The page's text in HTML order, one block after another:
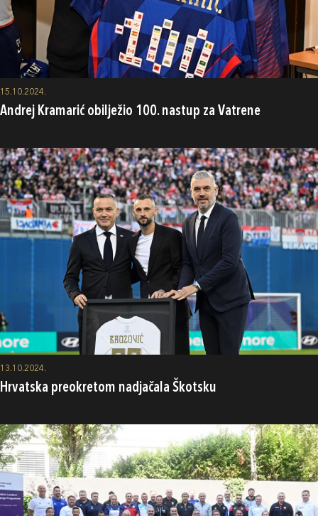
15.10.2024.
Andrej Kramarić obilježio 100. nastup za Vatrene
13.10.2024.
Hrvatska preokretom nadjačala Škotsku